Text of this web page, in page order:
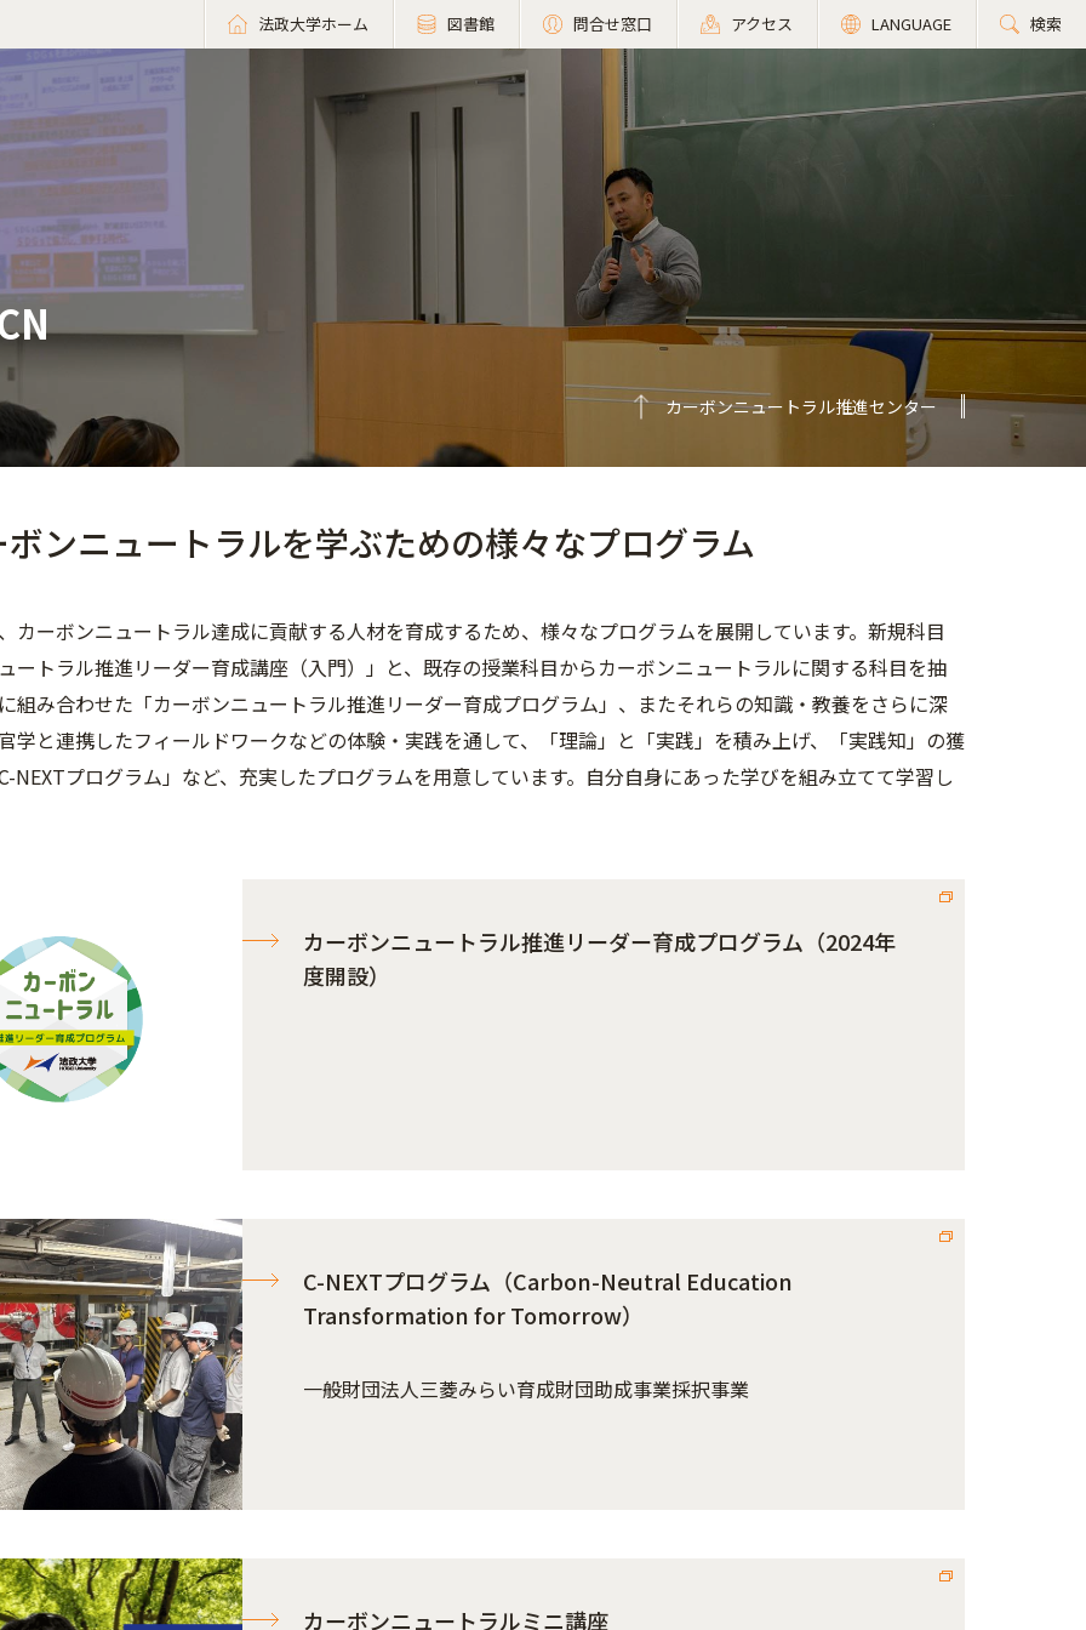
法政大学ホーム 図書館 問合せ窓口 アクセス LANGUAGE 検索
カーボンニュートラル推進センター
ンニュートラルを学ぶための様々なプログラム
カーボンニュートラル達成に貢献する人材を育成するため、様々なプログラムを展開しています。新規科目
ートラル推進リーダー育成講座（入門）」と、既存の授業科目からカーボンニュートラルに関する科目を抽
組み合わせた「カーボンニュートラル推進リーダー育成プログラム」、またそれらの知識・教養をさらに深
学と連携したフィールドワークなどの体験・実践を通して、「理論」と「実践」を積み上げ、「実践知」の獲
NEXTプログラム」など、充実したプログラムを用意しています。自分自身にあった学びを組み立てて学習し
カーボンニュートラル推進リーダー育成プログラム（2024年
度開設）
C-NEXTプログラム（Carbon-Neutral Education
Transformation for Tomorrow）
一般財団法人三菱みらい育成財団助成事業採択事業
カーボンニュートラルミニ講座